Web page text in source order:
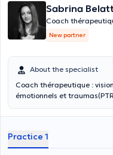
Sabrina
Coach
New partner
About the specialist
Coach thérapeutique :
émotionnels et
Practice 1